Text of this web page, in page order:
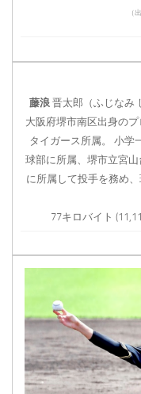
（
藤浪晋太郎（ふじなみ
大阪府堺市南区出身のプ
タイガース所属。 小学
球部に所属、堺市立宮山
に所属して投手を務め
77キロバイト